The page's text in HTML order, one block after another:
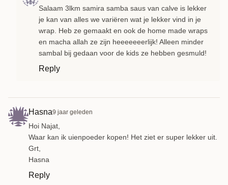
Salaam 3lkm samira samba saus van calve is lekker
je kan van alles we variëren wat je lekker vind in je
wrap. Heb ze gemaakt en ook de home made wraps
en macha allah ze zijn heeeeeeerlijk! Alleen minder
sambal bij gedaan voor de kids ze hebben gesmuld!
Reply
Hasna9 jaar geleden
Hoi Najat,
Waar kan ik uienpoeder kopen! Het ziet er super lekker uit.
Grt,
Hasna
Reply